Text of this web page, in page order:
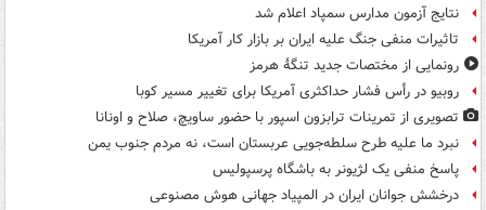
نتایج آزمون مدارس سمپاد اعلام شد
تاثیرات منفی جنگ علیه ایران بر بازار کار آمریکا
رونمایی از مختصات جدید تنگۀ هرمز
روبیو در رأس فشار حداکثری آمریکا برای تغییر مسیر کوبا
تصویری از تمرینات ترابزون اسپور با حضور ساویچ، صلاح و اونانا
نبرد ما علیه طرح سلطه‌جویی عربستان است، نه مردم جنوب یمن
پاسخ منفی یک لژیونر به باشگاه پرسپولیس
درخشش جوانان ایران در المپیاد جهانی هوش مصنوعی